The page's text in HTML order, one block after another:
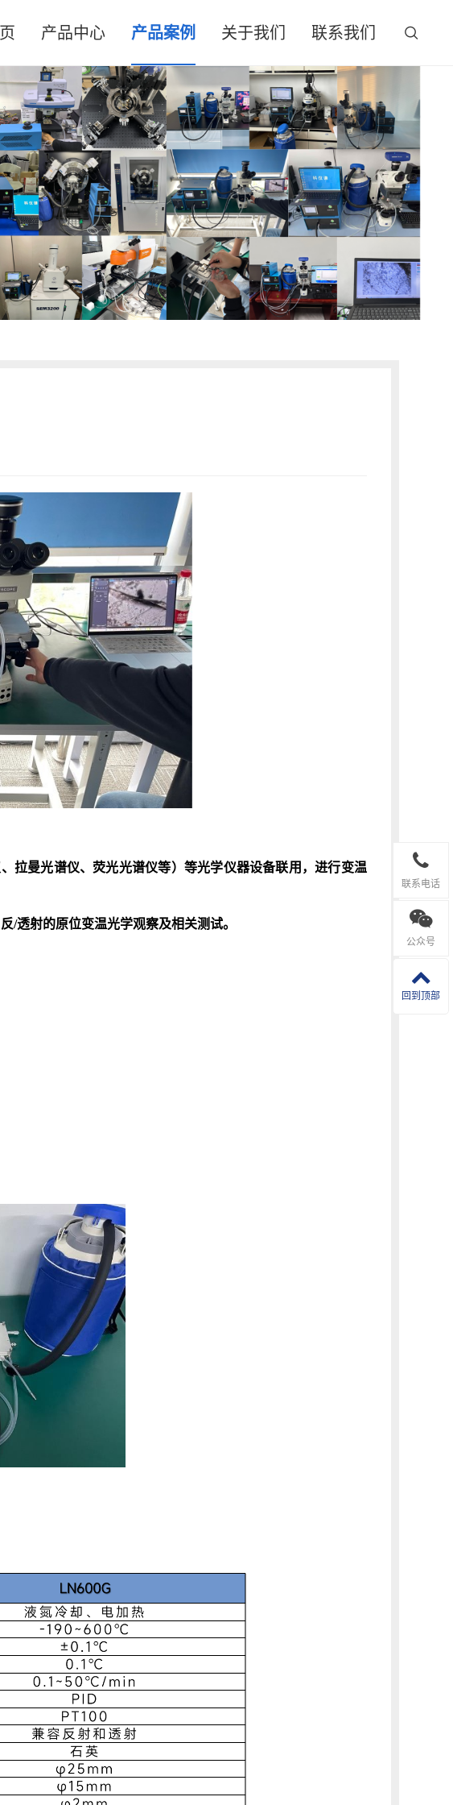
产品中心 产品案例 关于我们 联系我们
联系电话
公众号
回到顶部
拉曼光谱仪、荧光光谱仪等）等光学仪器设备联用，进行变温
透射的原位变温光学观察及相关测试。